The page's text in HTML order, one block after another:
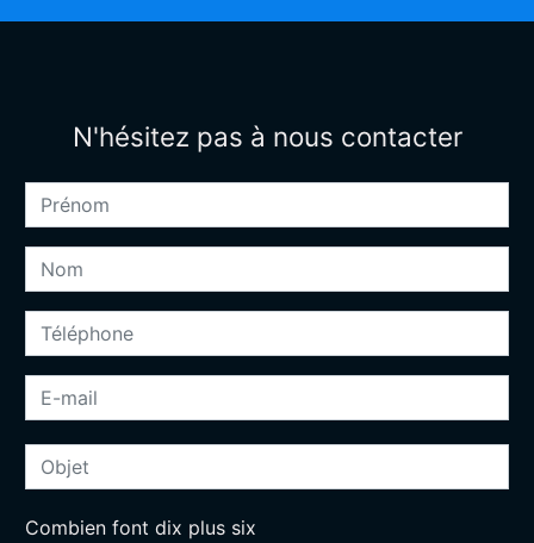
N'hésitez pas à nous contacter
Combien font dix plus six